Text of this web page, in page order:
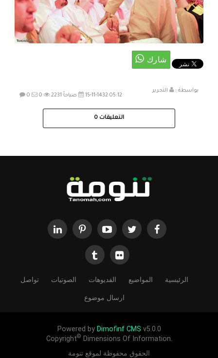
بواسطة :
التحرير
15-11-1432 05:12 صباحاً
0 0 2231
التعليقات 0
الرئيسية المواضيع الفديوهات الصوتيات تواصل
ارسال موضوع
Powered by Dimofinf CMS v5.0.0
Copyright© Dimensions Of Information.
الحقوق محفوظة لموقع تنومة